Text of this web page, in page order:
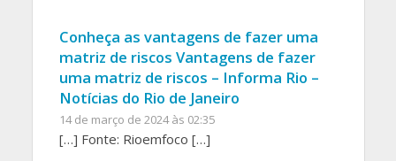
Conheça as vantagens de fazer uma
matriz de riscos Vantagens de fazer
uma matriz de riscos – Informa Rio –
Notícias do Rio de Janeiro
14 de março de 2024 às 02:35
[…] Fonte: Rioemfoco […]